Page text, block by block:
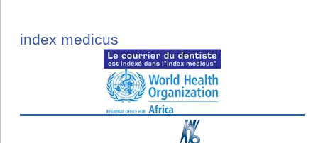
index medicus